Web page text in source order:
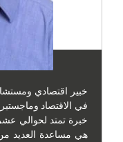
خبير اقتصادي
في الاقتصاد
خبرة تمتد لحوالي
هي مساعدة العديد من